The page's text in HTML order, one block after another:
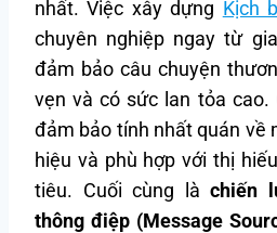
nhất. Việc xây dựng Kịch
chuyên nghiệp ngay từ
đảm bảo câu chuyện
vẹn và có sức lan tỏa cao.
đảm bảo tính nhất quán về
hiệu và phù hợp với thị
tiêu. Cuối cùng là chiến
thông điệp (Message